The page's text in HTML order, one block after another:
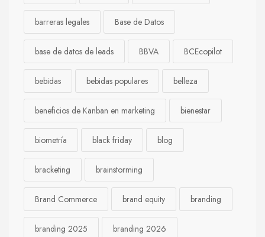
barreras legales Base de Datos
base de datos de leads BBVA BCEcopilot
bebidas bebidas populares belleza
beneficios de Kanban en marketing bienestar
biometría black friday blog
bracketing brainstorming
Brand Commerce brand equity branding
branding 2025 branding 2026